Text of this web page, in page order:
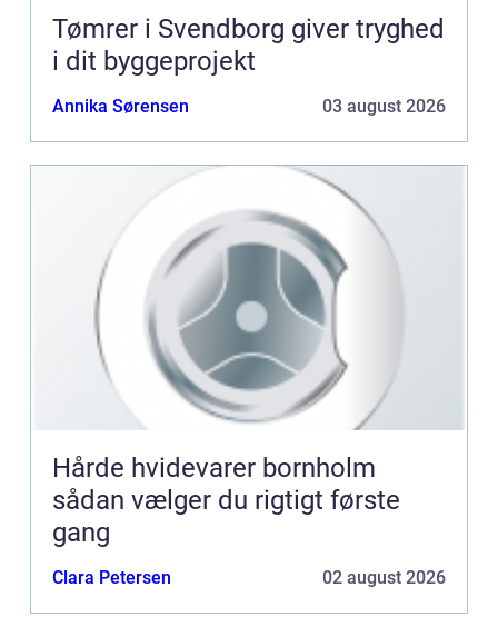
Tømrer i Svendborg giver tryghed
i dit byggeprojekt
Annika Sørensen 03 august 2026
Hårde hvidevarer bornholm
sådan vælger du rigtigt første
gang
Clara Petersen 02 august 2026